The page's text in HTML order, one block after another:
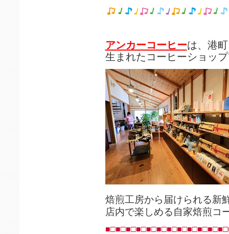
アンカーコーヒーは、港
生まれたコーヒーショッ
焙煎工房から届けられる新
店内で楽しめる自家焙煎コ